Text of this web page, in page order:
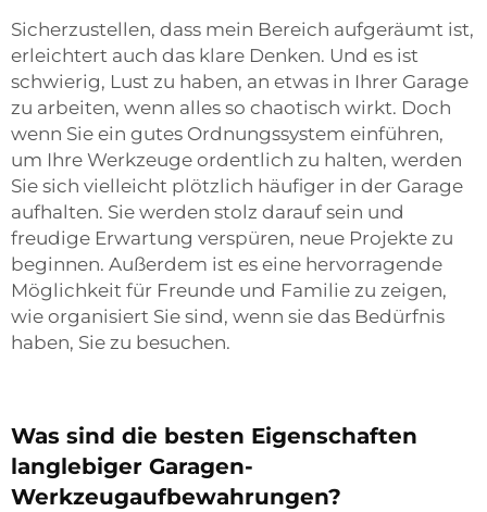
Sicherzustellen, dass mein Bereich aufgeräumt ist,
erleichtert auch das klare Denken. Und es ist
schwierig, Lust zu haben, an etwas in Ihrer Garage
zu arbeiten, wenn alles so chaotisch wirkt. Doch
wenn Sie ein gutes Ordnungssystem einführen,
um Ihre Werkzeuge ordentlich zu halten, werden
Sie sich vielleicht plötzlich häufiger in der Garage
aufhalten. Sie werden stolz darauf sein und
freudige Erwartung verspüren, neue Projekte zu
beginnen. Außerdem ist es eine hervorragende
Möglichkeit für Freunde und Familie zu zeigen,
wie organisiert Sie sind, wenn sie das Bedürfnis
haben, Sie zu besuchen.
Was sind die besten Eigenschaften
langlebiger Garagen-
Werkzeugaufbewahrungen?